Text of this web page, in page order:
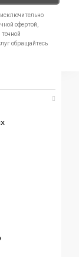
офертой,
обращайтесь